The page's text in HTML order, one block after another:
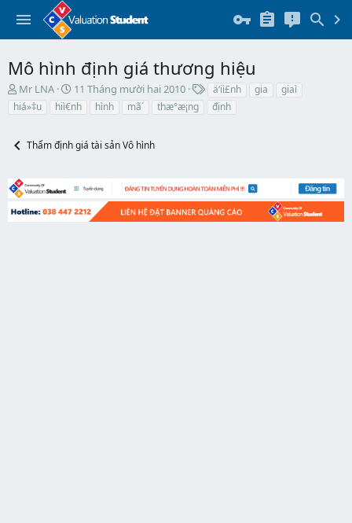
Mô hình định giá thương hiệu
T
h
a
t
a
r
Mr LNA
N
g
b
đ
u
11 Tháng mười hai 2010 ä‘iì£nh gia
giaì
hiá»‡u
hiì€nh hình mã´ thæ°æ¡ng định
Thẩm định giá tài sản Vô hình